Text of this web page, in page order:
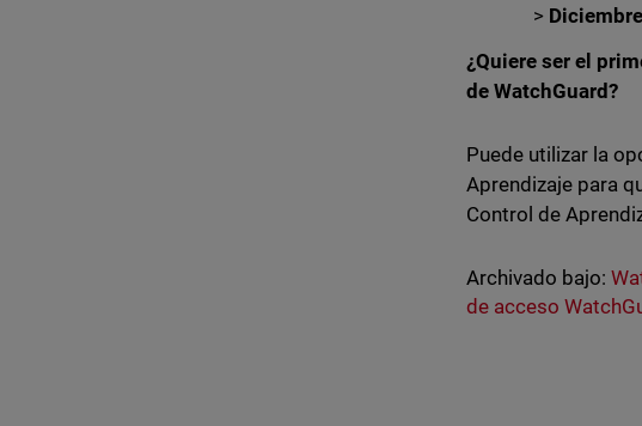
>
¿Quiere ser el
de WatchGuard?
Puede utilizar la
Aprendizaje para
Control de
Archivado bajo:
de acceso